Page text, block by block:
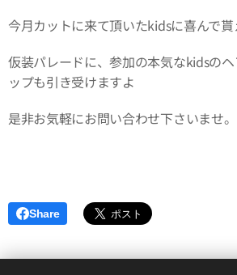
今月カットに来て頂いたkidsに喜んで
仮装パレードに、参加の本気なkidsの
ップも引き受けますよ✴︎
是非お気軽にお問い合わせ下さいませ。
Share